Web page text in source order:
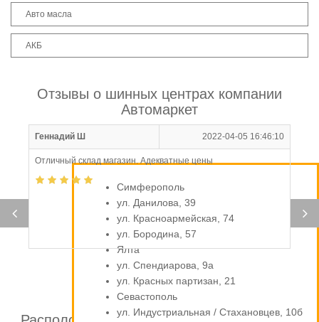
Авто масла
АКБ
Отзывы о шинных центрах компании
Автомаркет
Геннадий Ш 2022-04-05 16:46:10
Отличный склад магазин. Адекватные цены
Симферополь
ул. Данилова, 39
ул. Красноармейская, 74
ул. Бородина, 57
Ялта
ул. Спендиарова, 9а
ул. Красных партизан, 21
Севастополь
ул. Индустриальная / Стахановцев, 10б